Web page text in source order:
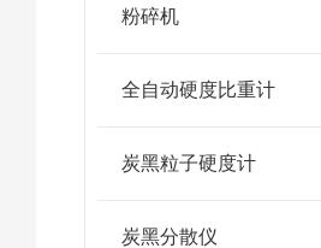
粉碎机
全自动硬度比重计
炭黑粒子硬度计
炭黑分散仪